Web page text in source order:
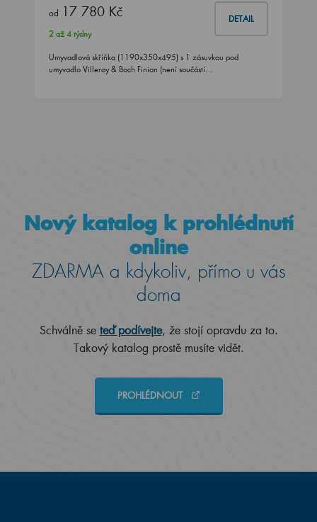
od 17 780 Kč DETAIL
2 až 4 týdny
Umyvadlová skříňka (1190x350x495) s 1 zásuvkou pod
umyvadlo Villeroy & Boch Finion (není součástí…
Nový katalog k prohlédnutí
online
ZDARMA a kdykoliv, přímo u vás
doma
Schválně se teď podívejte, že stojí opravdu za to.
Takový katalog prostě musíte vidět.
PROHLÉDNOUT